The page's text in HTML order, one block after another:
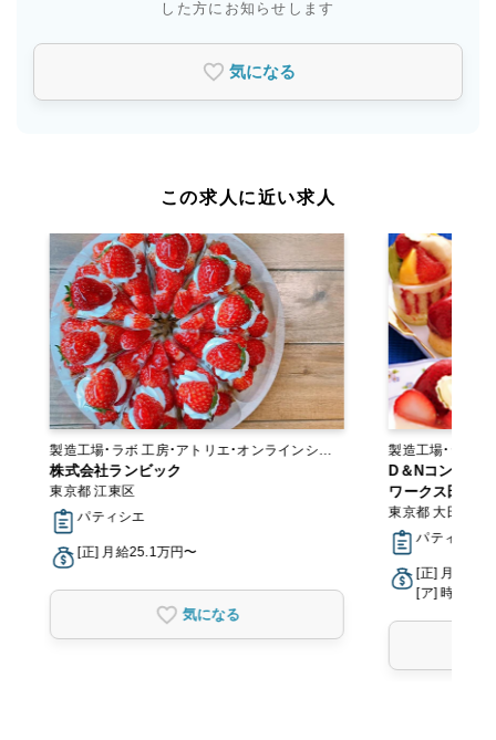
した方にお知らせします
気になる
この求人に近い求人
製造工場・ラボ 工房・アトリエ・オンラインショ
ップ
株式会社ランビック
東京都 江東区
パティシエ
[正] 月給25.1万円〜
気になる
製造工場・ラボ
D＆Nコンフェ
ワークス田園調
東京都 大田区
パティシエ
[正] 月給
[ア] 時給